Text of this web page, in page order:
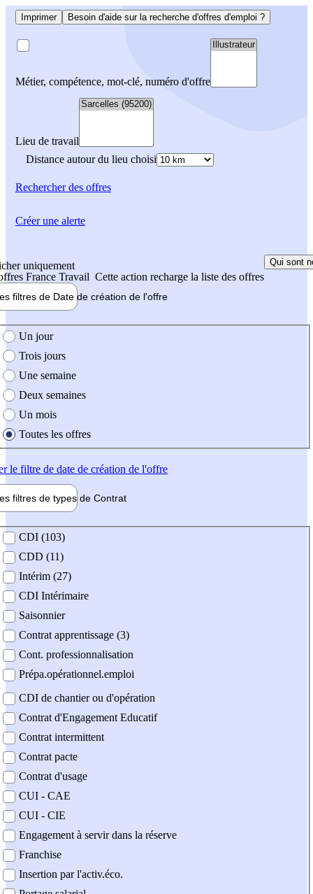
Imprimer Besoin d'aide sur la recherche d'offres d'emploi ?
Métier, compétence, mot-clé, numéro d'offre
Lieu de travail
Distance autour du lieu choisi
Rechercherdes offres
uniquement
France Travail Cette action recharge la liste des offres
Qui sont
filtres de Date de création de l'offre
création de l'offre
Un jour
Trois jours
Une semaine
Deux semaines
Un mois
Toutes les offres
le filtre de date de création de l'offre
filtres de types de Contrat
contrat
CDI (103)
CDD (11)
Intérim (27)
CDI Intérimaire
Saisonnier
Contrat apprentissage (3)
Cont. professionnalisation
Prépa.opérationnel.emploi
CDI de chantier ou d'opération
Contrat d'Engagement Educatif
Contrat intermittent
Contrat pacte
Contrat d'usage
CUI - CAE
CUI - CIE
Engagement à servir dans la réserve
Franchise
Insertion par l'activ.éco.
Créer une alerte